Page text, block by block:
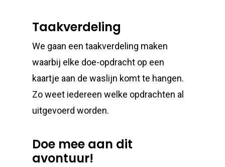
Taakverdeling
We gaan een taakverdeling maken
waarbij elke doe-opdracht op een
kaartje aan de waslijn komt te hangen.
Zo weet iedereen welke opdrachten al
uitgevoerd worden.
Doe mee aan dit
avontuur!